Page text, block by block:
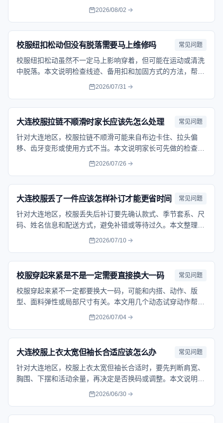
法，帮助家长正确处理。帮助家长按流程核对问题、保留记录
2026/08/02
校服纽扣松动但没有脱落需要马上维修吗 常见问题
校服纽扣松动虽然不一定马上影响穿着，但可能在运动或清洗
中脱落。本文说明检查线迹、备用扣和加固方式的方法，帮助
家长决定是否及时维修。帮助家长按流程核对问题、保留记录
2026/07/31
大连校服拉链不顺滑时家长应该先怎么处理 常见问题
针对大连地区，校服拉链不顺滑可能来自布边卡住、拉头偏
移、齿牙变形或使用方式不当。本文说明家长可先做的检查步
骤，以及什么时候需要联系售后。帮助家长按流程核对问题、
2026/07/26
大连校服丢了一件应该怎样补订才能更省时间 常见问题
针对大连地区，校服丢失后补订要先确认款式、季节套系、尺
码、姓名信息和配送方式，避免补错或等待过久。本文整理补
订前的核对清单，帮助家长更快完成沟通和下单。帮助家长按
2026/07/10
校服穿起来紧是不是一定需要直接换大一码 常见问题
校服穿起来紧不一定都要换大一码，可能和内搭、动作、版
型、面料弹性或局部尺寸有关。本文用几个动态试穿动作帮助
判断问题来源，让换码决定更准确。帮助家长按流程核对问
2026/07/04
大连校服上衣太宽但袖长合适应该怎么办 常见问题
针对大连地区，校服上衣太宽但袖长合适时，要先判断肩宽、
胸围、下摆和活动余量，再决定是否换码或调整。本文说明这
种常见矛盾的处理顺序，帮助家长避免只看单一部位下结论。
2026/06/30